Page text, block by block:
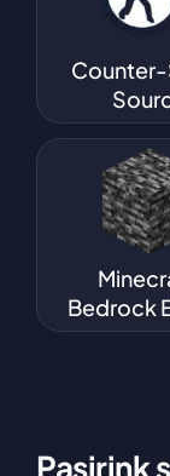
Bedrock
Pasirink